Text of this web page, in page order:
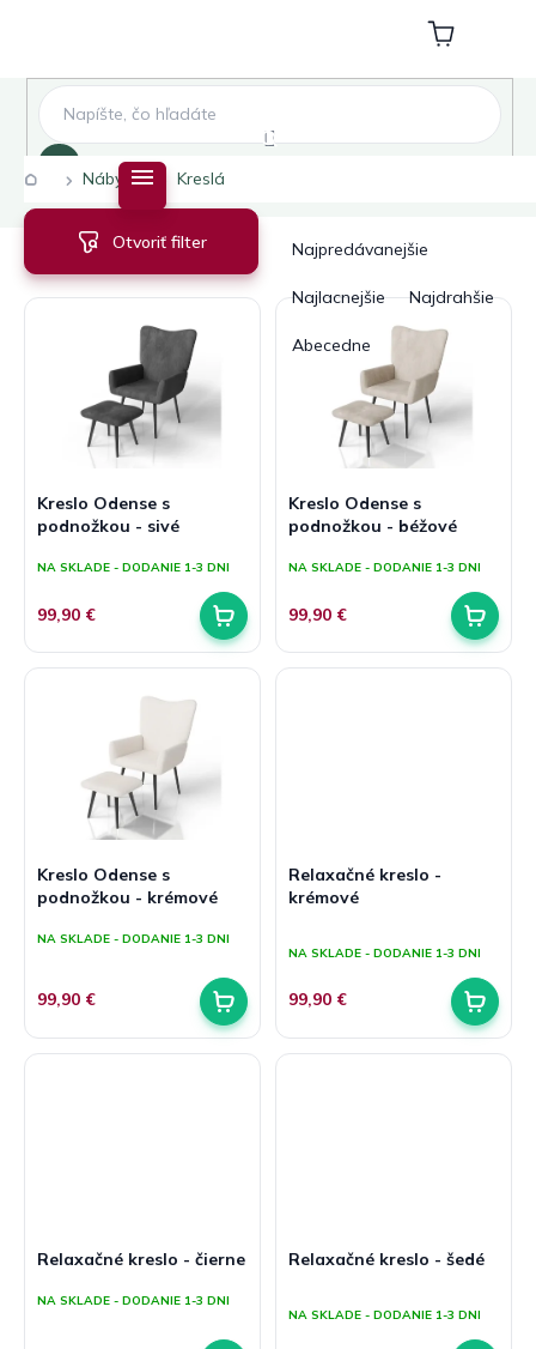
Nákupný
košík
Domov
Nábytok Kreslá
a
e
u
k
t
v
Najpredávanejšie
Najlacnejšie Najdrahšie
Abecedne
Otvoriť filter
V
p
i
Kreslo Odense s
podnožkou - sivé
NA SKLADE - DODANIE 1-3 DNI
99,90 €
Kreslo Odense s
podnožkou - béžové
NA SKLADE - DODANIE 1-3 DNI
99,90 €
Kreslo Odense s
podnožkou - krémové
NA SKLADE - DODANIE 1-3 DNI
99,90 €
Relaxačné kreslo -
krémové
hodnotenie
5,0
5
NA SKLADE - DODANIE 1-3 DNI
99,90 €
Relaxačné kreslo - čierne
NA SKLADE - DODANIE 1-3 DNI
Relaxačné kreslo - šedé
hodnotenie
NA SKLADE - DODANIE 1-3 DNI